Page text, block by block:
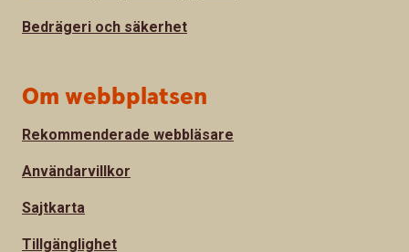
Bedrägeri och säkerhet
Om webbplatsen
Rekommenderade webbläsare
Användarvillkor
Sajtkarta
Tillgänglighet